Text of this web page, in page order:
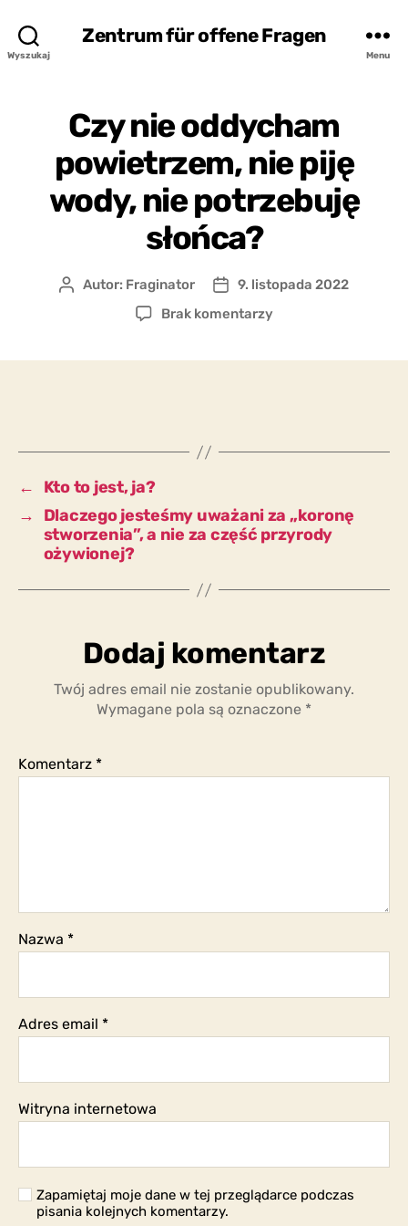
Wyszukaj
Zentrum für offene Fragen
Menu
Czy nie oddycham
powietrzem, nie piję
wody, nie potrzebuję
słońca?
AutorAutor: Fraginator
Data
wpisu
9. listopada 2022
Brak komentarzydo
wody,
słońca?
←
Kto to jest, ja?
→
Dlaczego jesteśmy uważani za „koronę
stworzenia”, a nie za część przyrody
ożywionej?
Dodaj komentarz
Twój adres email nie zostanie opublikowany.
Wymagane pola są oznaczone *
Komentarz *
Nazwa *
Adres email *
Witryna internetowa
Zapamiętaj moje dane w tej przeglądarce podczas
pisania kolejnych komentarzy.